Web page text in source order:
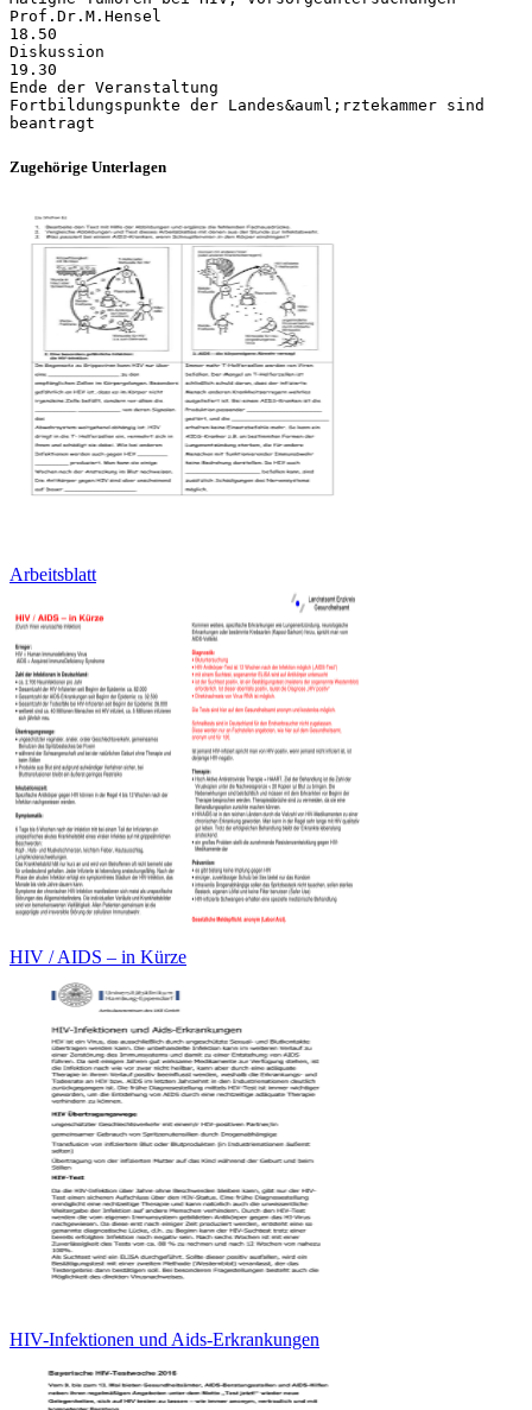
Prof.Dr.M.Hensel
18.50
Diskussion
19.30
Ende der Veranstaltung
Fortbildungspunkte der Landes&auml;rztekammer sind
Zugehörige Unterlagen
Arbeitsblatt
HIV / AIDS – in Kürze
HIV-Infektionen und Aids-Erkrankungen